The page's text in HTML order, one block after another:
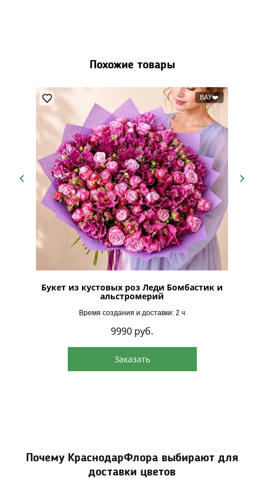
Похожие товары
ВАУ❤️
Букет из кустовых роз Леди Бомбастик и
альстромерий
Время создания и доставки: 2 ч
9990 руб.
Заказать
Почему КраснодарФлора выбирают для
доставки цветов